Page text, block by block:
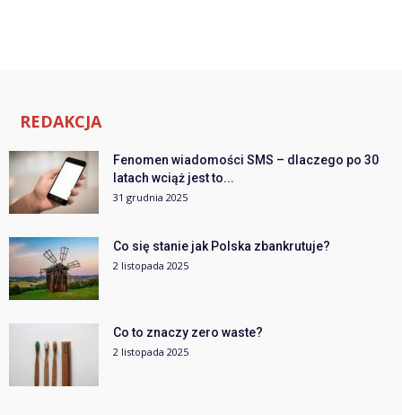
REDAKCJA
Fenomen wiadomości SMS – dlaczego po 30
latach wciąż jest to...
31 grudnia 2025
Co się stanie jak Polska zbankrutuje?
2 listopada 2025
Co to znaczy zero waste?
2 listopada 2025